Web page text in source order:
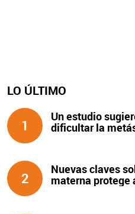
LO ÚLTIMO
1
Un estudio
dificultar la
2
Nuevas claves
materna protege